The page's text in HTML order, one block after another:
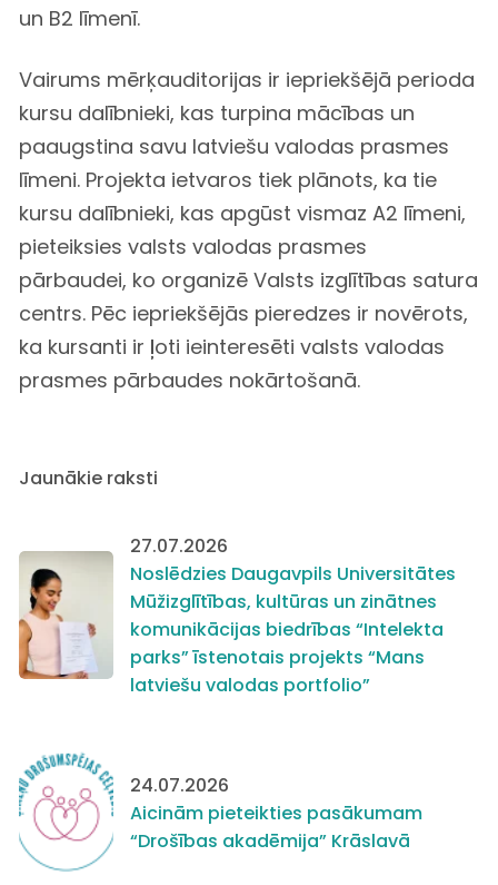
un B2 līmenī.
Vairums mērķauditorijas ir iepriekšējā perioda
kursu dalībnieki, kas turpina mācības un
paaugstina savu latviešu valodas prasmes
līmeni. Projekta ietvaros tiek plānots, ka tie
kursu dalībnieki, kas apgūst vismaz A2 līmeni,
pieteiksies valsts valodas prasmes
pārbaudei, ko organizē Valsts izglītības satura
centrs. Pēc iepriekšējās pieredzes ir novērots,
ka kursanti ir ļoti ieinteresēti valsts valodas
prasmes pārbaudes nokārtošanā.
Jaunākie raksti
27.07.2026
Noslēdzies Daugavpils Universitātes
Mūžizglītības, kultūras un zinātnes
komunikācijas biedrības “Intelekta
parks” īstenotais projekts “Mans
latviešu valodas portfolio”
24.07.2026
Aicinām pieteikties pasākumam
“Drošības akadēmija” Krāslavā